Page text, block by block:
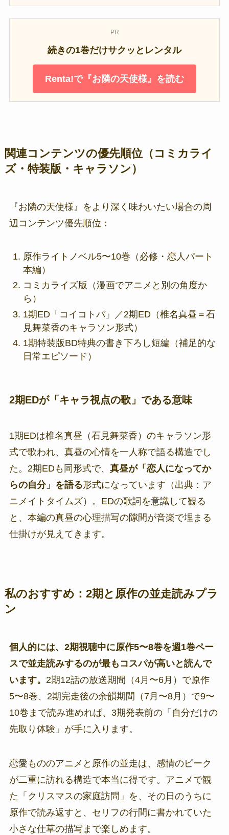
PR
続きの1巻だけサクッとレンタル
Renta!で『お隣の天使様』を読む
関連コンテンツの優先順位（コミカライ
ズ・特装版・キャラソン）
『お隣の天使様』をより深く味わいたい場合の周
辺コンテンツ優先順位：
原作ライトノベル5〜10巻（必修・恋人パート
本編）
コミカライズ版（漫画でアニメと別の角度か
ら）
1期ED「コイコトバ」／2期ED（椎名真昼＝石
見舞菜香のキャラソン形式）
1期特装版BD特典の書き下ろし短編（補足的な
日常エピソード）
2期EDが「キャラ視点の歌」である意味
1期EDは椎名真昼（石見舞菜香）のキャラソン形
式で歌われ、真昼の心情を一人称で語る構造でし
た。2期EDも同形式で、 真昼が「恋人になってか
らの自分」を語る形式になっています（出典：ア
ニメイトタイムズ）。EDの歌詞を意識して観る
と、本編の真昼の心理描写の隙間が音楽で埋まる
仕掛けが見えてきます。
私のおすすめ：2期と原作の並走読みプラ
ン
個人的には、2期視聴中に原作5〜8巻を週1巻ペー
スで並走読みするのが最もコスパが高いと読んで
います。 2期12話の放送期間（4月〜6月）で原作
5〜8巻、2期完走後の余韻期間（7月〜8月）で9〜
10巻まで読み進めれば、3期発表前の「自分だけの
先取り体験」が手に入ります。
恋愛もののアニメと原作の並走は、感情のピーク
が二重に訪れる構造で本当に得です。アニメで観
た「クリスマスの家庭訪問」を、その日のうちに
原作で読み返すと、セリフの行間に書かれていた
小さな仕草の描写まで楽しめます。